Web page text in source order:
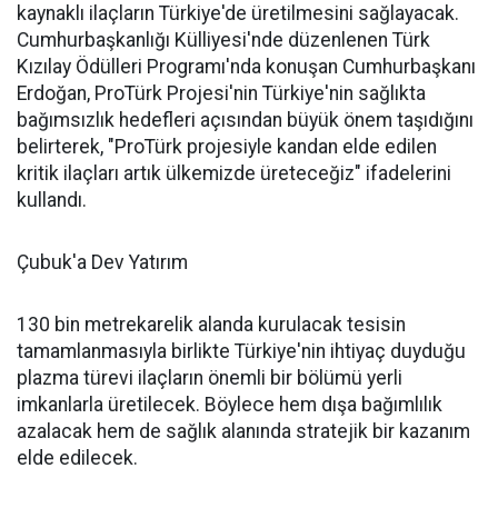
kaynaklı ilaçların Türkiye'de üretilmesini sağlayacak.
Cumhurbaşkanlığı Külliyesi'nde düzenlenen Türk
Kızılay Ödülleri Programı'nda konuşan Cumhurbaşkanı
Erdoğan, ProTürk Projesi'nin Türkiye'nin sağlıkta
bağımsızlık hedefleri açısından büyük önem taşıdığını
belirterek, "ProTürk projesiyle kandan elde edilen
kritik ilaçları artık ülkemizde üreteceğiz" ifadelerini
kullandı.
Çubuk'a Dev Yatırım
130 bin metrekarelik alanda kurulacak tesisin
tamamlanmasıyla birlikte Türkiye'nin ihtiyaç duyduğu
plazma türevi ilaçların önemli bir bölümü yerli
imkanlarla üretilecek. Böylece hem dışa bağımlılık
azalacak hem de sağlık alanında stratejik bir kazanım
elde edilecek.